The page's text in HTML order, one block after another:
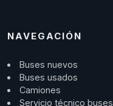
NAVEGACIÓN
Buses nuevos
Buses usados
Camiones
Servicio técnico buses